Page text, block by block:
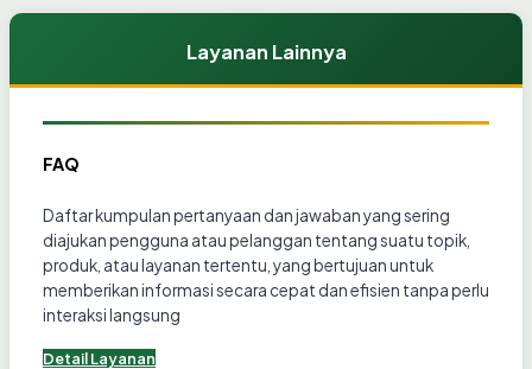
Layanan Lainnya
FAQ
Daftar kumpulan pertanyaan dan jawaban yang sering
diajukan pengguna atau pelanggan tentang suatu topik,
produk, atau layanan tertentu, yang bertujuan untuk
memberikan informasi secara cepat dan efisien tanpa perlu
interaksi langsung
Detail Layanan